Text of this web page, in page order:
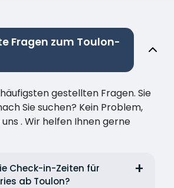
Fragen zum Toulon-
gestellten Fragen. Sie
Sie suchen? Kein Problem,
. Wir helfen Ihnen gerne
Check-in-Zeiten für
ab Toulon?